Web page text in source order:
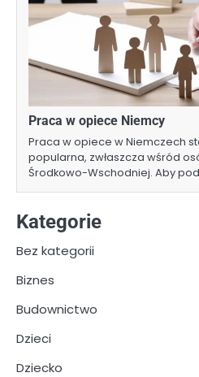
Praca w opiece Niemcy
Praca w opiece w Niemczech
popularna, zwłaszcza wśród
Środkowo-Wschodniej. Aby
Kategorie
Bez kategorii
Biznes
Budownictwo
Dzieci
Dziecko